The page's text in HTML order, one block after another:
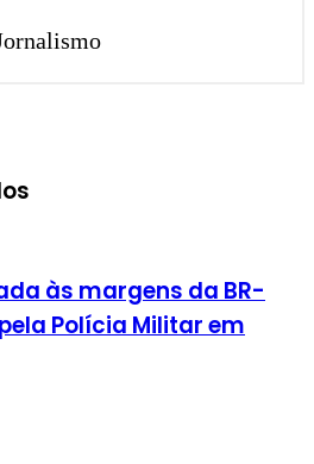
às margens da BR-
Polícia Militar em